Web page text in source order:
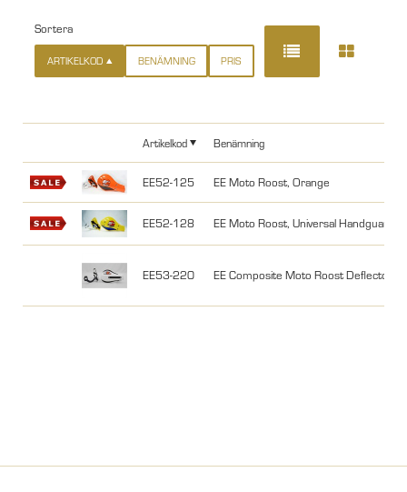
Sortera
ARTIKELKOD BENÄMNING PRIS
Artikelkod Benämning
EE52-125 EE Moto Roost, Orange
EE52-128 EE Moto Roost, Universal Handguard,
EE53-220 EE Composite Moto Roost Deflectors